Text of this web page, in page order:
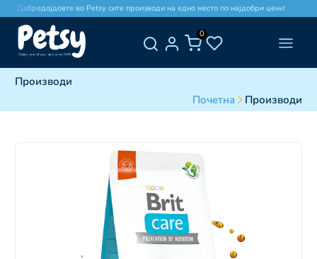
Добредојдовте во Petsy сите производи на едно место по најдобри цени!
0
Производи
Почетна
Производи